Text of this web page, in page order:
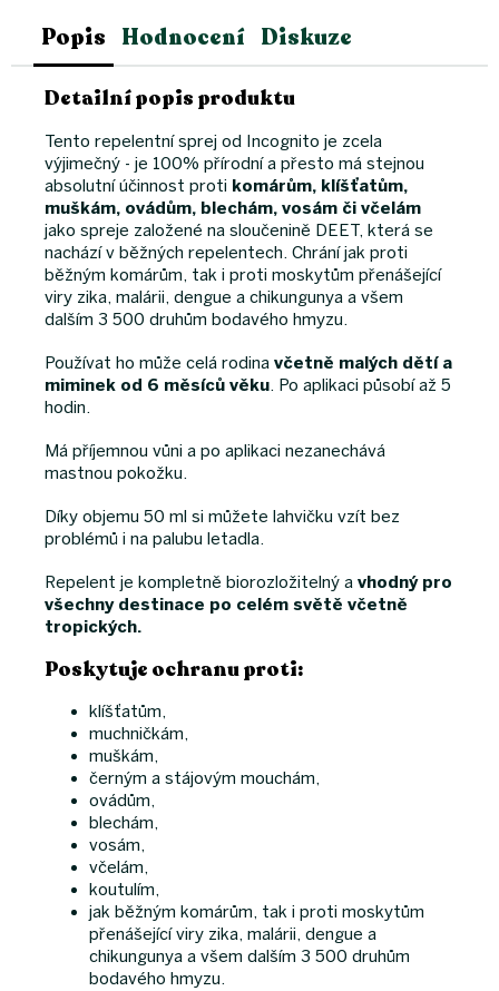
Popis Hodnocení Diskuze
Detailní popis produktu
Tento repelentní sprej od Incognito je zcela
výjimečný - je 100% přírodní a přesto má stejnou
absolutní účinnost proti komárům, klíšťatům,
muškám, ovádům, blechám, vosám či včelám
jako spreje založené na sloučenině DEET, která se
nachází v běžných repelentech. Chrání jak proti
běžným komárům, tak i proti moskytům přenášející
viry zika, malárii, dengue a chikungunya a všem
dalším 3 500 druhům bodavého hmyzu.
Používat ho může celá rodina včetně malých dětí a
miminek od 6 měsíců věku. Po aplikaci působí až 5
hodin.
Má příjemnou vůni a po aplikaci nezanechává
mastnou pokožku.
Díky objemu 50 ml si můžete lahvičku vzít bez
problémů i na palubu letadla.
Repelent je kompletně biorozložitelný a vhodný pro
všechny destinace po celém světě včetně
tropických.
Poskytuje ochranu proti:
klíšťatům,
muchničkám,
muškám,
černým a stájovým mouchám,
ovádům,
blechám,
vosám,
včelám,
koutulím,
jak běžným komárům, tak i proti moskytům
přenášející viry zika, malárii, dengue a
chikungunya a všem dalším 3 500 druhům
bodavého hmyzu.